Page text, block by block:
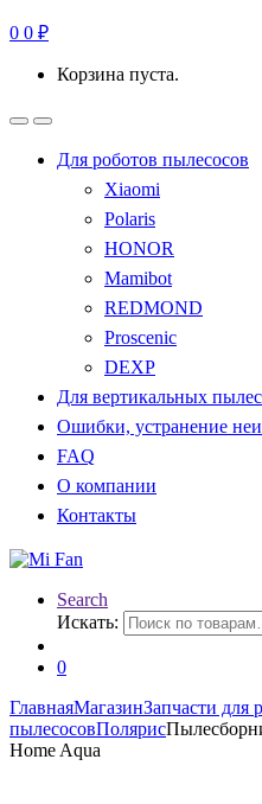
0 0 ₽
Корзина пуста.
Для роботов пылесосов
Xiaomi
Polaris
HONOR
Mamibot
REDMOND
Proscenic
DEXP
Для вертикальных
Ошибки, устранение
FAQ
О компании
Контакты
Search
Искать:
0
ГлавнаяМагазинЗапчасти для
пылесосовПолярис
Home Aqua